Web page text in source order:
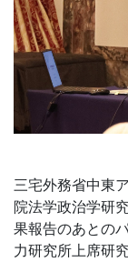
三宅外務省中東
院法学政治学研
果報告のあとの
力研究所上席研